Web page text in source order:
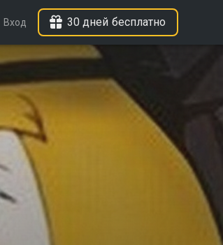
Вход 30 дней бесплатно